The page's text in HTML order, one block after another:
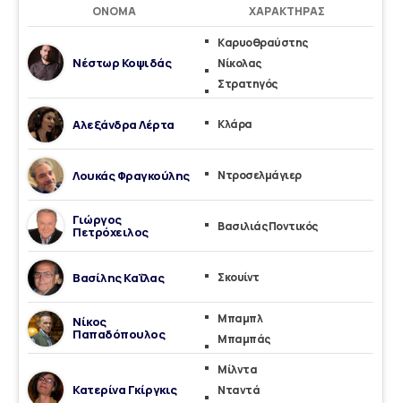
ΌΝΟΜΑ ΧΑΡΑΚΤΉΡΑΣ
Νέστωρ Κοψιδάς
Καρυοθραύστης
Νίκολας
Στρατηγός
Αλεξάνδρα Λέρτα Κλάρα
Λουκάς Φραγκούλης Ντροσελμάγιερ
Γιώργος
Πετρόχειλος Βασιλιάς Ποντικός
Βασίλης Καΐλας Σκουίντ
Νίκος
Παπαδόπουλος
Μπαμπλ
Μπαμπάς
Κατερίνα Γκίργκις
Μίλντα
Νταντά